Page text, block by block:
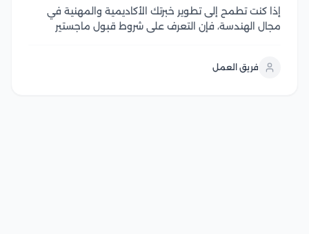
إذا كنت تطمح إلى تطوير خبرتك الأكاديمية والمهنية في
مجال الهندسة، فإن التعرف على شروط قبول ماجستير
متقدمة تجمع بين الجانب الأكاديمي والتطبيقي، مع...
فريق العمل